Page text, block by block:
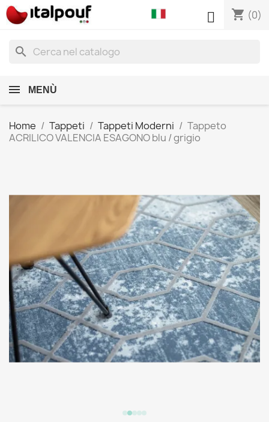
shopping_cart (0)

search
MENÙ
Home Tappeti Tappeti Moderni
Tappeto
ACRILICO VALENCIA ESAGONO blu / grigio